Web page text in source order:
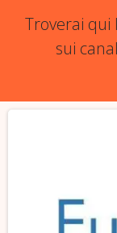
Troverai qui
sui